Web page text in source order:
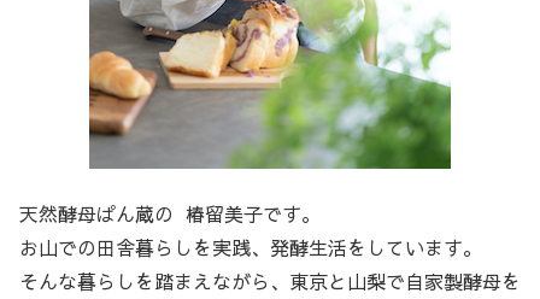
天然酵母ぱん蔵の 椿留美子です。
お山での田舎暮らしを実践、発酵生活をしています。
そんな暮らしを踏まえながら、東京と山梨で自家製酵母を